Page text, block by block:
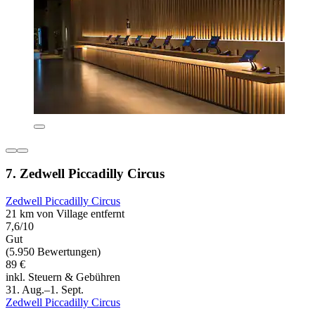
7. Zedwell Piccadilly Circus
Zedwell Piccadilly Circus
21 km von Village entfernt
7,6/10
Gut
(5.950 Bewertungen)
89 €
inkl. Steuern & Gebühren
31. Aug.–1. Sept.
Zedwell Piccadilly Circus